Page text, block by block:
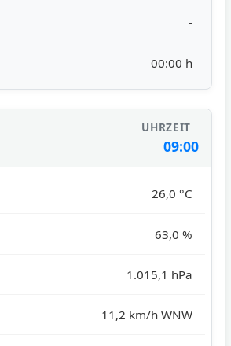
-
00:00 h
09:00
26,0 °C
63,0 %
1.015,1 hPa
11,2 km/h WNW